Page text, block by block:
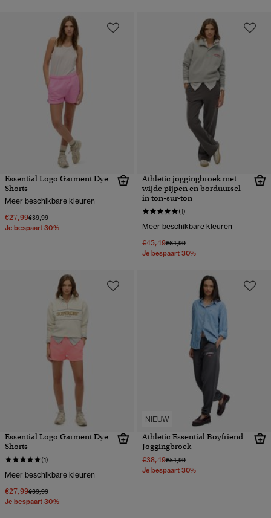
Essential Logo Garment Dye
Shorts
Meer beschikbare kleuren
€27,99Prijs verlaagd van
€39,99naar
Je bespaart 30%
Athletic joggingbroek met
wijde pijpen en borduursel
in ton-sur-ton
(1)
Meer beschikbare kleuren
€45,49Prijs verlaagd van
€64,99naar
Je bespaart 30%
Essential Logo Garment Dye
Shorts
(1)
Meer beschikbare kleuren
€27,99Prijs verlaagd van
€39,99naar
Je bespaart 30%
NIEUW
Athletic Essential Boyfriend
Joggingbroek
€38,49Prijs verlaagd van
€54,99naar
Je bespaart 30%